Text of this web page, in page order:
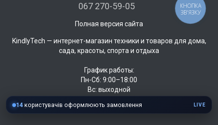
067 270-59-05
Полная версия сайта
KindlyTech — интернет-магазин техники и товаров для дома,
сада, красоты, спорта и отдыха
График работы:
Пн-Сб: 9:00–18:00
Вс: выходной
14 користувачів оформлюють замовлення LIVE
КНОПКА
ЗВ'ЯЗКУ